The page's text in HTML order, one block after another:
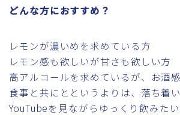
どんな方におすすめ？
レモンが濃いめを求めている方
レモン感も欲しいが甘さも欲しい方
高アルコールを求めているが、お酒
食事と共にとというよりは、落ち着
YouTubeを見ながらゆっくり飲みた